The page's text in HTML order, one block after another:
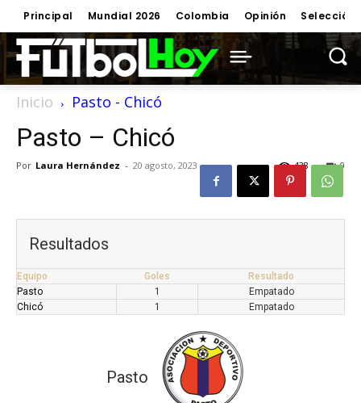
Principal Mundial 2026 Colombia Opinión Selección
Inicio Pasto - Chicó
Pasto – Chicó
Por Laura Hernández - 20 agosto, 2023 0
438
Resultados
Equipo Goles
Resultado
Pasto
1
Empatado
Chicó
1 Empatado
Pasto